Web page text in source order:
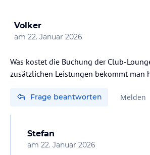
Wassersport - eine umfangreiche Auswahl an
steht im Resort zur Verfügung. Einige
Wakeboarding, Wasserski und Parasailing.
individuelle Wassersportaktivitäten wie
Sonstige Einrichtungen und Services
Valet Parking
Transportation
Business Center
Volker
am 22. Januar 2026
Was kostet die Buchung der Club-
zusätzlichen Leistungen bekommt man
Frage beantworten Melden
Stefan
am 22. Januar 2026